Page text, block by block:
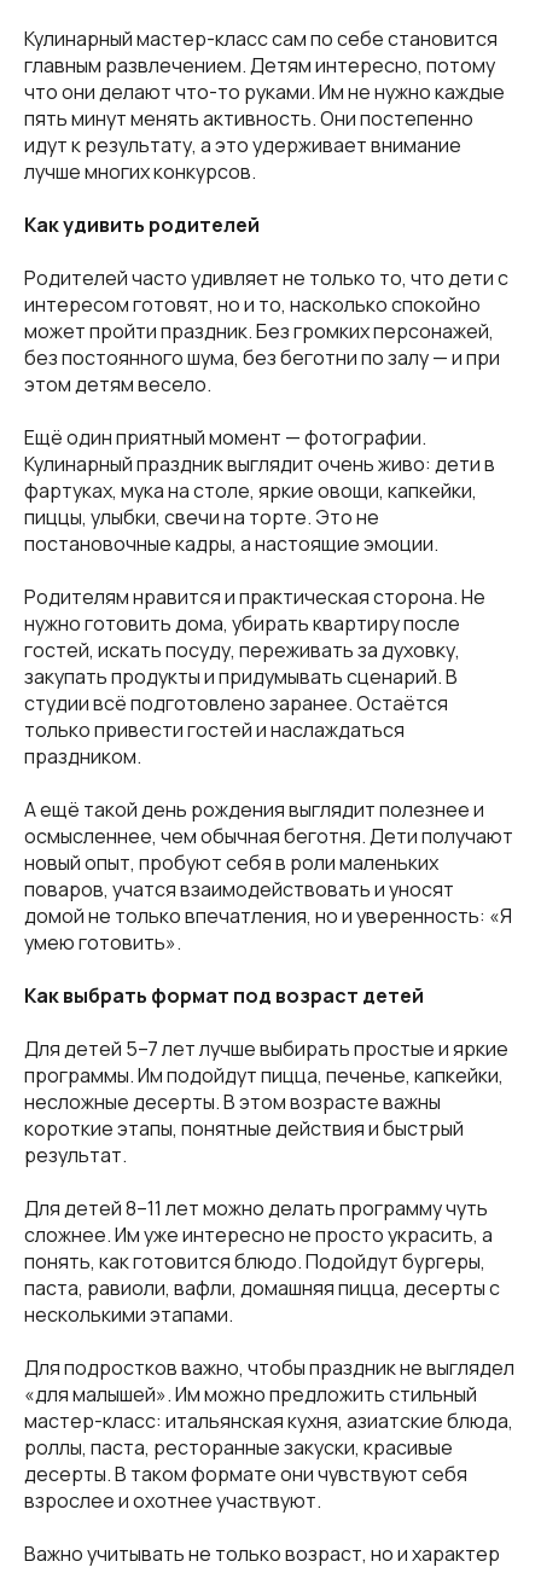
Кулинарный мастер-класс сам по себе становится
главным развлечением. Детям интересно, потому
что они делают что-то руками. Им не нужно каждые
пять минут менять активность. Они постепенно
идут к результату, а это удерживает внимание
лучше многих конкурсов.
Как удивить родителей
Родителей часто удивляет не только то, что дети с
интересом готовят, но и то, насколько спокойно
может пройти праздник. Без громких персонажей,
без постоянного шума, без беготни по залу — и при
этом детям весело.
Ещё один приятный момент — фотографии.
Кулинарный праздник выглядит очень живо: дети в
фартуках, мука на столе, яркие овощи, капкейки,
пиццы, улыбки, свечи на торте. Это не
постановочные кадры, а настоящие эмоции.
Родителям нравится и практическая сторона. Не
нужно готовить дома, убирать квартиру после
гостей, искать посуду, переживать за духовку,
закупать продукты и придумывать сценарий. В
студии всё подготовлено заранее. Остаётся
только привести гостей и наслаждаться
праздником.
А ещё такой день рождения выглядит полезнее и
осмысленнее, чем обычная беготня. Дети получают
новый опыт, пробуют себя в роли маленьких
поваров, учатся взаимодействовать и уносят
домой не только впечатления, но и уверенность: «Я
умею готовить».
Как выбрать формат под возраст детей
Для детей 5–7 лет лучше выбирать простые и яркие
программы. Им подойдут пицца, печенье, капкейки,
несложные десерты. В этом возрасте важны
короткие этапы, понятные действия и быстрый
результат.
Для детей 8–11 лет можно делать программу чуть
сложнее. Им уже интересно не просто украсить, а
понять, как готовится блюдо. Подойдут бургеры,
паста, равиоли, вафли, домашняя пицца, десерты с
несколькими этапами.
Для подростков важно, чтобы праздник не выглядел
«для малышей». Им можно предложить стильный
мастер-класс: итальянская кухня, азиатские блюда,
роллы, паста, ресторанные закуски, красивые
десерты. В таком формате они чувствуют себя
взрослее и охотнее участвуют.
Важно учитывать не только возраст, но и характер